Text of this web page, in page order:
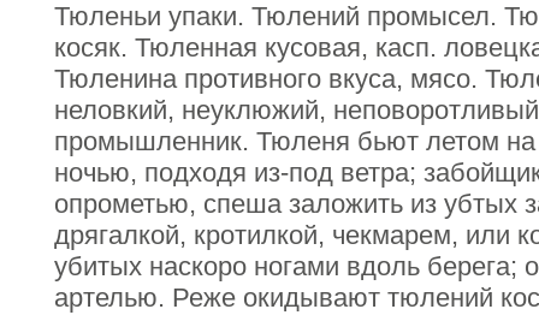
Тюленьи упаки. Тюлений промысел.
косяк. Тюленная кусовая, касп.
Тюленина противного вкуса, мясо.
неловкий, неуклюжий,
промышленник. Тюленя бьют летом на
ночью, подходя из-под ветра;
опрометью, спеша заложить из убтых
дрягалкой, кротилкой, чекмарем, или
убитых наскоро ногами вдоль
артелью. Реже окидывают тюлений